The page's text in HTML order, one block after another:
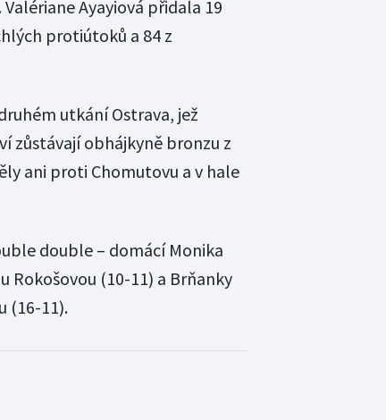
Ayayiová přidala 19
protiútoků a 84 z
utkání Ostrava, jež
zůstávají obhájkyně bronzu z
ani proti Chomutovu a v hale
double – domácí Monika
Rokošovou (10-11) a Brňanky
(16-11).